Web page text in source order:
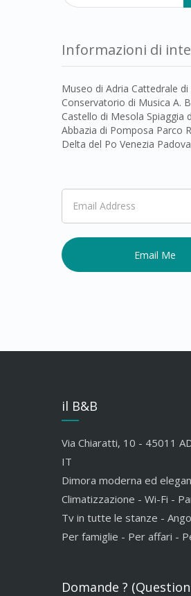
Informazioni di
Museo di Adria Cattedrale di
Conservatorio di Musica A.
Castello di Mesola Spiaggia
Abbazia di Pomposa Parco
Delta del Po Venezia
il B&B
Via Chiaratti, 10 - 45011
IT
Dimora moderna ed
Climatizzazione - Wi-Fi -
Tv in tutte le stanze -
Per famiglie - Per affari -
Domande ?